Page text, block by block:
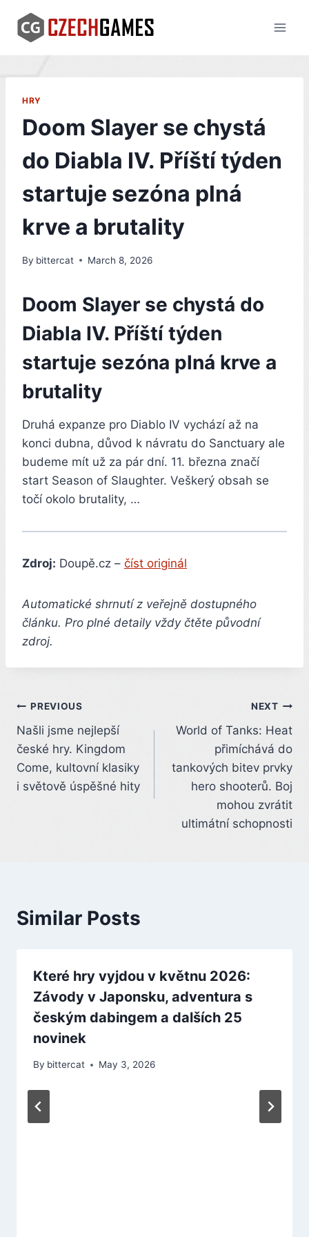
content
HRY
Doom Slayer se chystá
do Diabla IV. Příští týden
startuje sezóna plná
krve a brutality
By bittercat March 8, 2026
Doom Slayer se chystá do
Diabla IV. Příští týden
startuje sezóna plná krve a
brutality
Druhá expanze pro Diablo IV vychází až na
konci dubna, důvod k návratu do Sanctuary ale
budeme mít už za pár dní. 11. března značí
start Season of Slaughter. Veškerý obsah se
točí okolo brutality, …
Zdroj: Doupě.cz – číst originál
Automatické shrnutí z veřejně dostupného
článku. Pro plné detaily vždy čtěte původní
zdroj.
Post
navigation
PREVIOUS
Našli jsme nejlepší
české hry. Kingdom
Come, kultovní klasiky
i světově úspěšné hity
NEXT
World of Tanks: Heat
přimíchává do
tankových bitev prvky
hero shooterů. Boj
mohou zvrátit
ultimátní schopnosti
Similar Posts
Které hry vyjdou v květnu 2026:
Závody v Japonsku, adventura s
českým dabingem a dalších 25
novinek
By bittercat May 3, 2026